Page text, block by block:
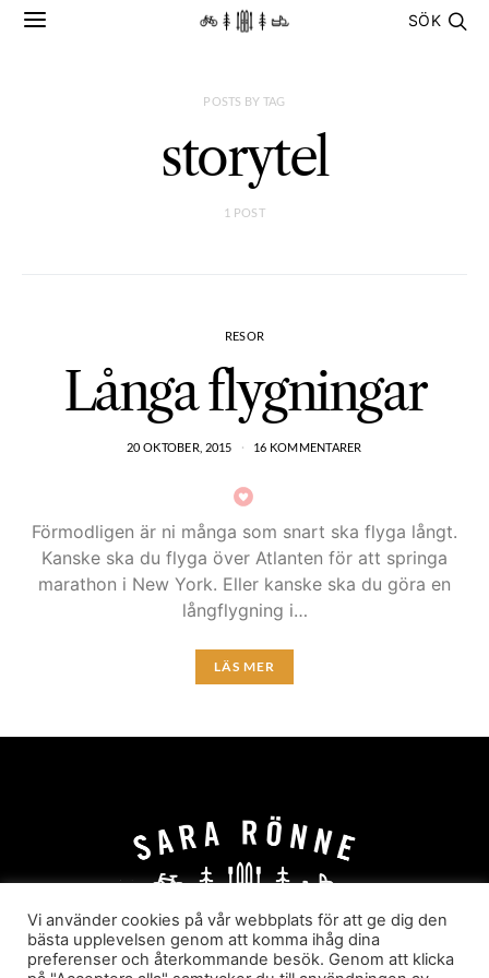
SÖK
POSTS BY TAG
storytel
1 POST
RESOR
Långa flygningar
20 OKTOBER, 2015 16 KOMMENTARER
Förmodligen är ni många som snart ska flyga långt.
Kanske ska du flyga över Atlanten för att springa
marathon i New York. Eller kanske ska du göra en
långflygning i…
LÄS MER
HEM OM MIG JOBBA MED MIG
Vi använder cookies på vår webbplats för att ge dig den
bästa upplevelsen genom att komma ihåg dina
preferenser och återkommande besök. Genom att klicka